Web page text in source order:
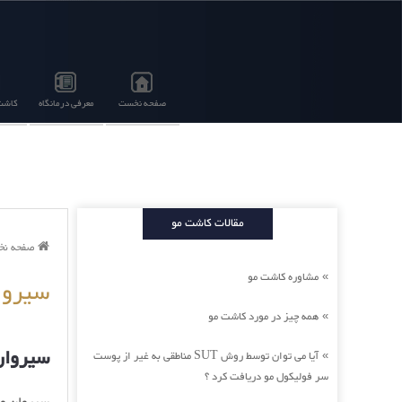
صفحه نخست معرفی درمانگاه
صفحه
مقالات کاشت مو
» مشاوره کاشت مو
» همه چیز در مورد کاشت مو
»
آیا می توان توسط روش SUT مناطقی به غیر از پوست
سر فولیکول مو دریافت کرد ؟